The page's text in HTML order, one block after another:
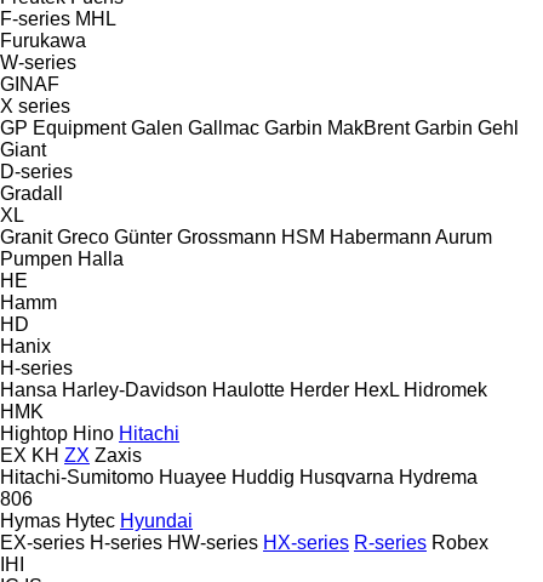
F-series MHL
Furukawa
W-series
GINAF
X series
GP Equipment Galen Gallmac Garbin MakBrent Garbin Gehl
Giant
D-series
Gradall
XL
Granit Greco Günter Grossmann HSM Habermann Aurum
Pumpen Halla
HE
Hamm
HD
Hanix
H-series
Hansa Harley-Davidson Haulotte Herder HexL Hidromek
HMK
Hightop Hino Hitachi
EX KH ZX Zaxis
Hitachi-Sumitomo Huayee Huddig Husqvarna Hydrema
806
Hymas Hytec Hyundai
EX-series H-series HW-series HX-series R-series Robex
IHI